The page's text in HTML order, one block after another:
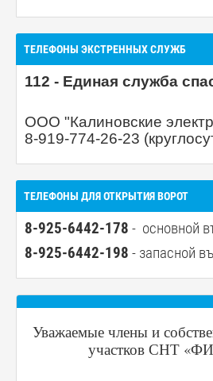
ТЕЛЕФОНЫ ЭКСТРЕННЫХ СЛУЖБ
112 - Единая служба
ООО "Калиновские
8-919-774-26-23
ТЕЛЕФОНЫ ДЛЯ ОТКРЫТИЯ ВОРОТ
8-925-6442-178 - основной
8-925-6442-198 - запасной
Уважаемые члены и
участков СНТ